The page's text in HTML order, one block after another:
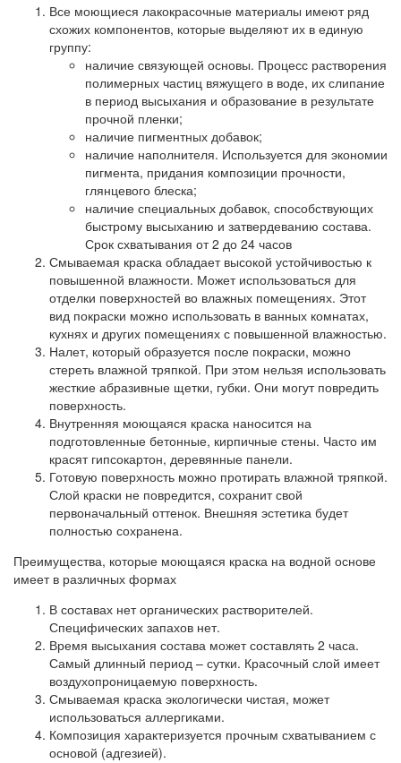
Все моющиеся лакокрасочные материалы имеют ряд
схожих компонентов, которые выделяют их в единую
группу:
наличие связующей основы. Процесс растворения
полимерных частиц вяжущего в воде, их слипание
в период высыхания и образование в результате
прочной пленки;
наличие пигментных добавок;
наличие наполнителя. Используется для экономии
пигмента, придания композиции прочности,
глянцевого блеска;
наличие специальных добавок, способствующих
быстрому высыханию и затвердеванию состава.
Срок схватывания от 2 до 24 часов
Смываемая краска обладает высокой устойчивостью к
повышенной влажности. Может использоваться для
отделки поверхностей во влажных помещениях. Этот
вид покраски можно использовать в ванных комнатах,
кухнях и других помещениях с повышенной влажностью.
Налет, который образуется после покраски, можно
стереть влажной тряпкой. При этом нельзя использовать
жесткие абразивные щетки, губки. Они могут повредить
поверхность.
Внутренняя моющаяся краска наносится на
подготовленные бетонные, кирпичные стены. Часто им
красят гипсокартон, деревянные панели.
Готовую поверхность можно протирать влажной тряпкой.
Слой краски не повредится, сохранит свой
первоначальный оттенок. Внешняя эстетика будет
полностью сохранена.
Преимущества, которые моющаяся краска на водной основе
имеет в различных формах
В составах нет органических растворителей.
Специфических запахов нет.
Время высыхания состава может составлять 2 часа.
Самый длинный период – сутки. Красочный слой имеет
воздухопроницаемую поверхность.
Смываемая краска экологически чистая, может
использоваться аллергиками.
Композиция характеризуется прочным схватыванием с
основой (адгезией).